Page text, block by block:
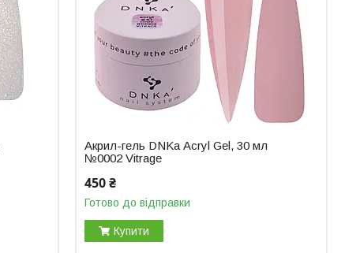
Акрил-гель DNKa Аcryl Gel, 30 мл
№0002 Vitrage
450 ₴
Готово до відправки
Купити